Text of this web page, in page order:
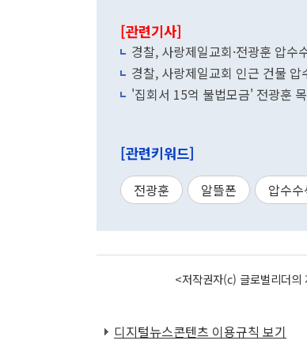
[관련기사]
경찰, 사랑제일교회·전광훈 압수
경찰, 사랑제일교회 인근 건물 압
'집회서 15억 불법모금' 전광훈
[관련키워드]
전광훈 알뜰폰 압수수
<저작권자(c) 글로벌리더
디지털뉴스콘텐츠 이용규칙 보기